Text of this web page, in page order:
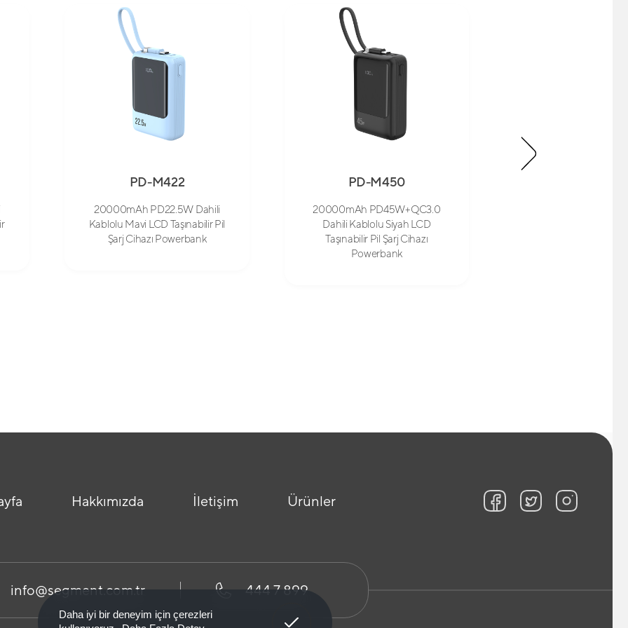
Daha iyi bir deneyim için çerezleri
PD-M422
20000mAh PD22.5W Dahili
Kablolu Mavi LCD Taşınabilir Pil
Şarj Cihazı Powerbank
PD-M450
20000mAh PD45W+QC3.0
Dahili Kablolu Siyah LCD
Taşınabilir Pil Şarj Cihazı
Powerbank
Hakkımızda İletişim Ürünler
info@segment.com.tr 444 7 899